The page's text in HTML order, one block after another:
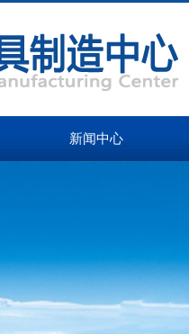
新闻中心